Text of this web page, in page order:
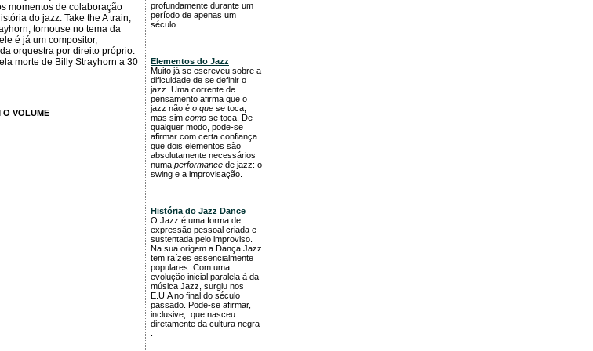
momentos de colaboração
do jazz. Take the A train,
tornouse no tema da
é já um compositor,
orquestra por direito próprio.
morte de Billy Strayhorn a 30
O VOLUME
profundamente durante um
período de apenas um
século.
Elementos do Jazz
Muito já se escreveu sobre a
dificuldade de se definir o
jazz. Uma corrente de
pensamento afirma que o
jazz não é o que se toca,
mas sim como se toca. De
qualquer modo, pode-se
afirmar com certa confiança
que dois elementos são
absolutamente necessários
numa performance de jazz: o
swing e a improvisação.
História do Jazz Dance
O Jazz é uma forma de
expressão pessoal criada e
sustentada pelo improviso.
Na sua origem a Dança Jazz
tem raízes essencialmente
populares. Com uma
evolução inicial paralela à da
música Jazz, surgiu nos
E.U.A no final do século
passado. Pode-se afirmar,
inclusive, que nasceu
diretamente da cultura negra